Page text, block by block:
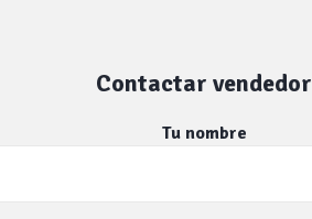
Contactar vendedor
Tu nombre